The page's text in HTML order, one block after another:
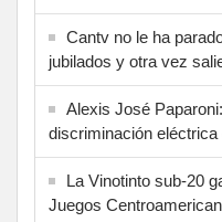
Cantv no le ha
jubilados y otra vez
Alexis José
discriminación eléctrica
La Vinotinto sub-20
Juegos